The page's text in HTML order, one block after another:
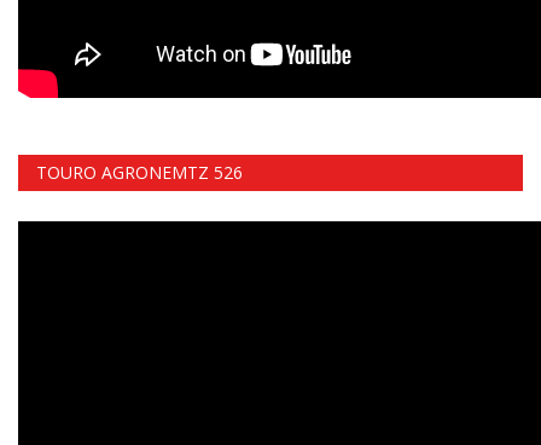
TOURO AGRONEMTZ 526